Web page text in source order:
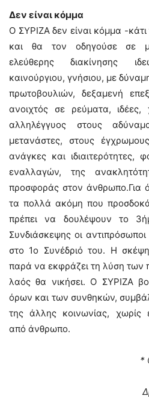
Δεν είναι κόμμα
Ο ΣΥΡΙΖΑ δεν είναι κόμμα -
και θα τον οδηγούσε σε
ελεύθερης διακίνησης
καινούργιου, γνήσιου, με
πρωτοβουλιών, δεξαμενή
ανοιχτός σε ρεύματα, ιδέες,
αλληλέγγυος στους
μετανάστες, στους
ανάγκες και
εναλλαγών, της
προσφοράς στον άνθρωπο.Για
τα πολλά ακόμη που
πρέπει να δουλέψουν το
Συνδιάσκεψης οι
στο 1ο Συνέδριό του. Η
παρά να εκφράζει τη λύση
λαός θα νικήσει. Ο ΣΥΡΙΖΑ
όρων και των συνθηκών,
της άλλης κοινωνίας, χωρίς
από άνθρωπο.
*